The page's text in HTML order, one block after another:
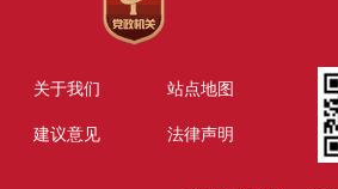
关于我们 站点地图
建议意见 法律声明